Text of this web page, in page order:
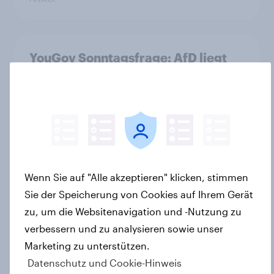
YouGov Sonntagsfrage: AfD liegt
YouGov Sonntagsfrage: Union und
AfD gleichauf, Grüne so stark wie
zuletzt vor einem Jahr+++Mehrheit
glaubt nicht an ein schnelles Ende
des Iran-Kriegs
Artikel
Wenn Sie auf "Alle akzeptieren" klicken, stimmen
Sie der Speicherung von Cookies auf Ihrem Gerät
zu, um die Websitenavigation und -Nutzung zu
verbessern und zu analysieren sowie unser
Marketing zu unterstützen.
Datenschutz und Cookie-Hinweis